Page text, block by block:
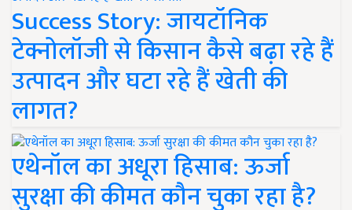
Success Story: जायटॉनिक
टेक्नोलॉजी से किसान कैसे बढ़ा रहे हैं
उत्पादन और घटा रहे हैं खेती की
लागत?
एथेनॉल का अधूरा हिसाब: ऊर्जा
सुरक्षा की कीमत कौन चुका रहा है?